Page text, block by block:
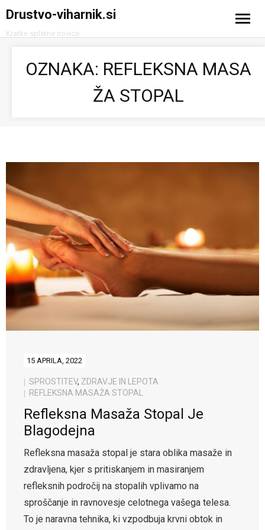
Drustvo-viharnik.si
Kratke spletne novice
OZNAKA: REFLEKSNA MASA
ŽA STOPAL
15 APRILA, 2022
SPROSTITEV, ZDRAVJE IN LEPOTA
REFLEKSNA MASAŽA STOPAL
Refleksna Masaža Stopal Je
Blagodejna
Refleksna masaža stopal je stara oblika masaže in
zdravljena, kjer s pritiskanjem in masiranjem
refleksnih področij na stopalih vplivamo na
sproščanje in ravnovesje celotnega vašega telesa.
To je naravna tehnika, ki vzpodbuja krvni obtok in